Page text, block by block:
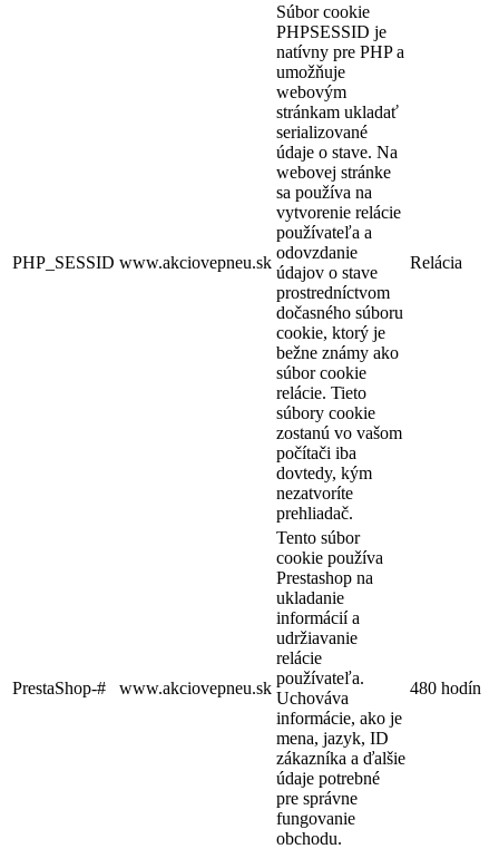
PHP_SESSID www.akciovepneu.sk
Súbor cookie
PHPSESSID je
natívny pre PHP a
umožňuje
webovým
stránkam ukladať
serializované
údaje o stave. Na
webovej stránke
sa používa na
vytvorenie relácie
používateľa a
odovzdanie
údajov o stave
prostredníctvom
dočasného súboru
cookie, ktorý je
bežne známy ako
súbor cookie
relácie. Tieto
súbory cookie
zostanú vo vašom
počítači iba
dovtedy, kým
nezatvoríte
prehliadač.
Relácia
PrestaShop-# www.akciovepneu.sk
Tento súbor
cookie používa
Prestashop na
ukladanie
informácií a
udržiavanie
relácie
používateľa.
Uchováva
informácie, ako je
mena, jazyk, ID
zákazníka a ďalšie
údaje potrebné
pre správne
fungovanie
obchodu.
480 hodín